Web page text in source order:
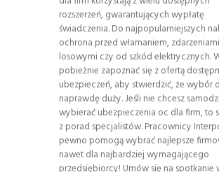
rozszerzeń, gwarantujących wypłatę
świadczenia. Do najpopularniejszych
ochrona przed włamaniem, zdarzeniami
losowymi czy od szkód elektrycznych.
pobieżnie zapoznać się z ofertą
ubezpieczeń, aby stwierdzić, że wybór
naprawdę duży. Jeśli nie chcesz
wybierać ubezpieczenia oc dla firm, to
z porad specjalistów. Pracownicy
pewno pomogą wybrać najlepsze
nawet dla najbardziej wymagającego